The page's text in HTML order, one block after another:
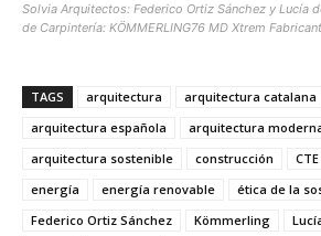
Solvia Arquitectos: Federico Ortiz Sánchez y Lucía
de Carpintería: KÖMMERLING76 MD Xtrem
TAGS arquitectura
arquitectura catalana
arquitectura española
arquitectura
arquitectura sostenible
construcción CTE
energía
energía renovable
ética de la
Federico Ortiz Sánchez
Kömmerling